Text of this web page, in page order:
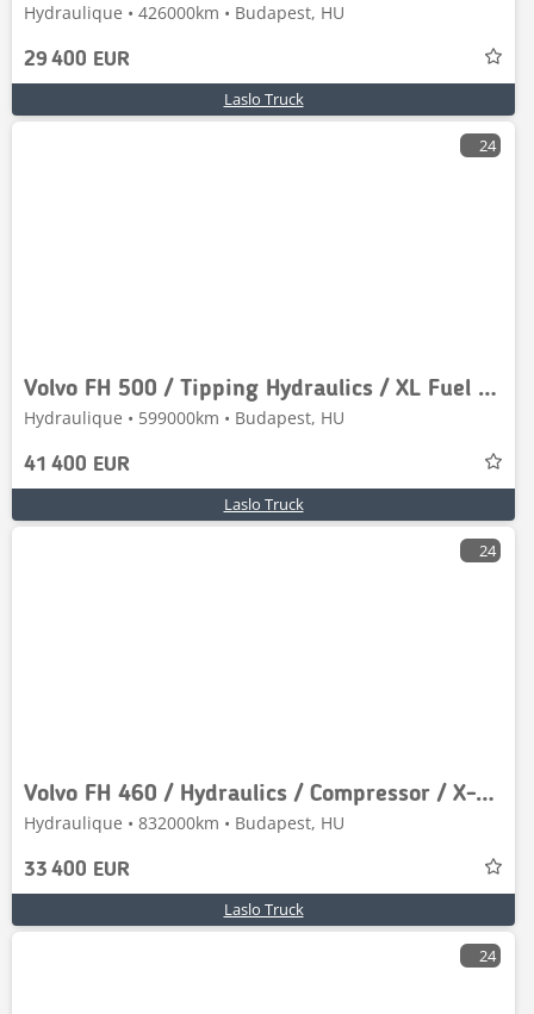
Hydraulique • 426000km • Budapest, HU
29 400 EUR
Laslo Truck
24
Volvo FH 500 / Tipping Hydraulics / XL Fuel Tank / Navig
Hydraulique • 599000km • Budapest, HU
41 400 EUR
Laslo Truck
24
Volvo FH 460 / Hydraulics / Compressor / X-Track / Euro
Hydraulique • 832000km • Budapest, HU
33 400 EUR
Laslo Truck
24